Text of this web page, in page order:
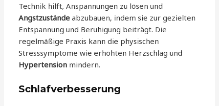
Technik hilft, Anspannungen zu lösen und
Angstzustände abzubauen, indem sie zur gezielten
Entspannung und Beruhigung beiträgt. Die
regelmäßige Praxis kann die physischen
Stresssymptome wie erhöhten Herzschlag und
Hypertension mindern.
Schlafverbesserung